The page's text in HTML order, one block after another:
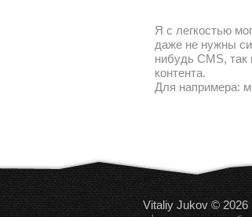
Я с легкостью
даже не нужны
нибудь CMS, так
контента.
Для напримера:
Vitaliy Jukov © 2026